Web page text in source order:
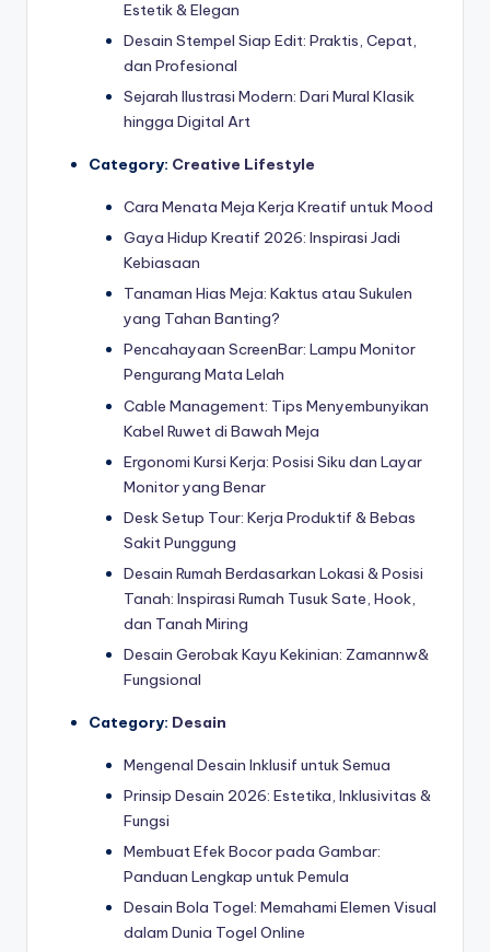
Estetik & Elegan
Desain Stempel Siap Edit: Praktis, Cepat,
dan Profesional
Sejarah Ilustrasi Modern: Dari Mural Klasik
hingga Digital Art
Category: Creative Lifestyle
Cara Menata Meja Kerja Kreatif untuk Mood
Gaya Hidup Kreatif 2026: Inspirasi Jadi
Kebiasaan
Tanaman Hias Meja: Kaktus atau Sukulen
yang Tahan Banting?
Pencahayaan ScreenBar: Lampu Monitor
Pengurang Mata Lelah
Cable Management: Tips Menyembunyikan
Kabel Ruwet di Bawah Meja
Ergonomi Kursi Kerja: Posisi Siku dan Layar
Monitor yang Benar
Desk Setup Tour: Kerja Produktif & Bebas
Sakit Punggung
Desain Rumah Berdasarkan Lokasi & Posisi
Tanah: Inspirasi Rumah Tusuk Sate, Hook,
dan Tanah Miring
Desain Gerobak Kayu Kekinian: Zamannw&
Fungsional
Category: Desain
Mengenal Desain Inklusif untuk Semua
Prinsip Desain 2026: Estetika, Inklusivitas &
Fungsi
Membuat Efek Bocor pada Gambar:
Panduan Lengkap untuk Pemula
Desain Bola Togel: Memahami Elemen Visual
dalam Dunia Togel Online